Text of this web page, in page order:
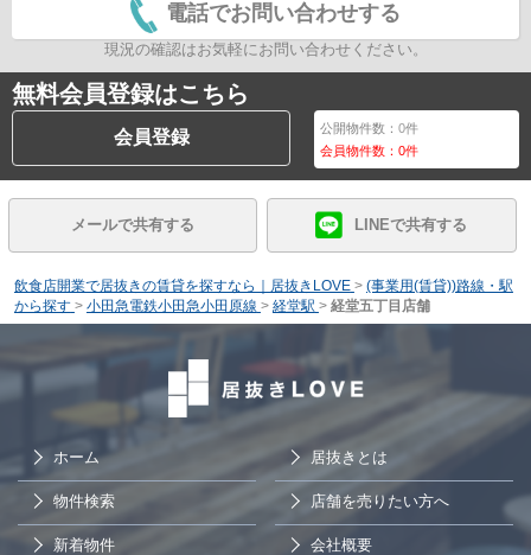
電話でお問い合わせする
現況の確認はお気軽にお問い合わせください。
無料会員登録はこちら
会員登録 公開物件数：0件
会員物件数：0件
メールで共有する LINEで共有する
飲食店開業で居抜きの賃貸を探すなら｜居抜きLOVE > (事業用(賃貸))路線・駅
から探す > 小田急電鉄小田急小田原線 > 経堂駅 > 経堂五丁目店舗
ホーム 居抜きとは
物件検索 店舗を売りたい方へ
新着物件 会社概要